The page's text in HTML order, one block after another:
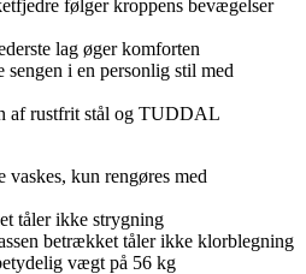
følger kroppens bevægelser
lag øger komforten
i en personlig stil med
af rustfrit stål og TUDDAL
vaskes, kun rengøres med
tåler ikke strygning
betrækket tåler ikke klorblegning
vægt på 56 kg